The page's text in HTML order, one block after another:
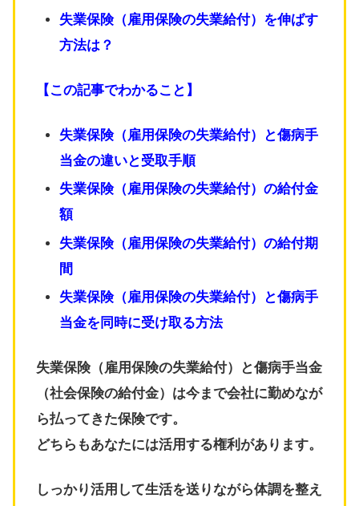
失業保険（雇用保険の失業給付）を伸ばす
方法は？
【この記事でわかること】
失業保険（雇用保険の失業給付）と傷病手
当金の違いと受取手順
失業保険（雇用保険の失業給付）の給付金
額
失業保険（雇用保険の失業給付）の給付期
間
失業保険（雇用保険の失業給付）と傷病手
当金を同時に受け取る方法
失業保険（雇用保険の失業給付）と傷病手当金
（社会保険の給付金）は今まで会社に勤めなが
ら払ってきた保険です。
どちらもあなたには活用する権利があります。
しっかり活用して生活を送りながら体調を整え